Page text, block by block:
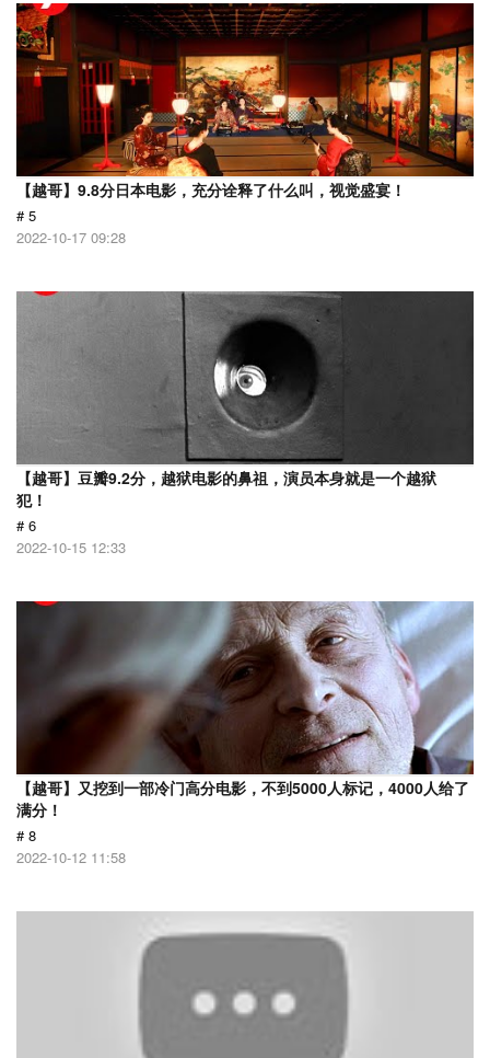
【越哥】9.8分日本电影，充分诠释了什么叫，视觉盛宴！
# 5
2022-10-17 09:28
【越哥】豆瓣9.2分，越狱电影的鼻祖，演员本身就是一个越狱
犯！
# 6
2022-10-15 12:33
【越哥】又挖到一部冷门高分电影，不到5000人标记，4000人给了
满分！
# 8
2022-10-12 11:58